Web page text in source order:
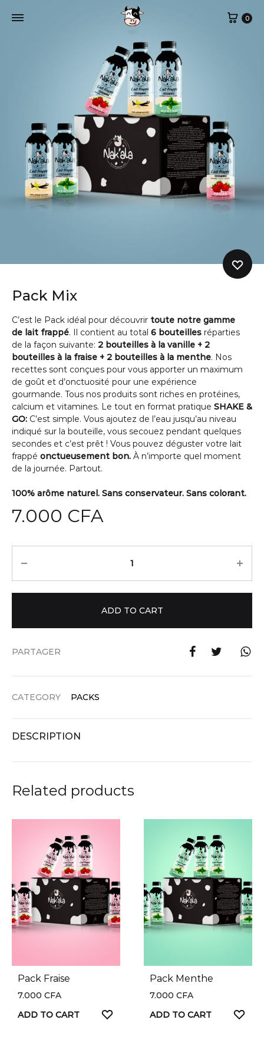
Cart
0
Pack Mix
C’est le Pack idéal pour découvrir toute notre gamme
de lait frappé. Il contient au total 6 bouteilles réparties
de la façon suivante: 2 bouteilles à la vanille + 2
bouteilles à la fraise + 2 bouteilles à la menthe. Nos
recettes sont conçues pour vous apporter un maximum
de goût et d’onctuosité pour une expérience
gourmande. Tous nos produits sont riches en protéines,
calcium et vitamines. Le tout en format pratique SHAKE &
GO: C’est simple. Vous ajoutez de l’eau jusqu’au niveau
indiqué sur la bouteille, vous secouez pendant quelques
secondes et c’est prêt ! Vous pouvez déguster votre lait
frappé onctueusement bon. À n’importe quel moment
de la journée. Partout.
100% arôme naturel. Sans conservateur. Sans colorant.
7.000 CFA
ADD TO CART
PARTAGER
CATEGORY PACKS
DESCRIPTION
Related products
Pack Fraise
7.000 CFA
ADD TO CART
Pack Menthe
7.000 CFA
ADD TO CART